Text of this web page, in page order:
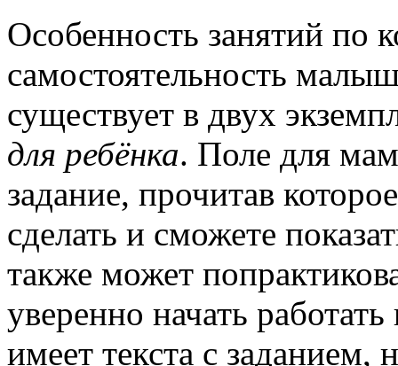
Особенность занятий по
самостоятельность
существует в двух
для ребёнка. Поле для
задание, прочитав
сделать и сможете
также может
уверенно начать
имеет текста с